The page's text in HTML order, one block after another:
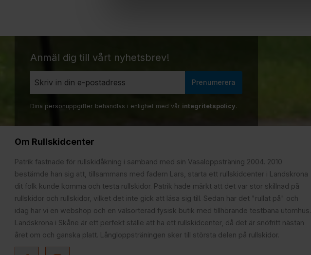
Anmäl dig till vårt nyhetsbrev!
Prenumerera
Dina personuppgifter behandlas i enlighet med vår integritetspolicy.
Om Rullskidcenter
Patrik fastnade för rullskidåkning i samband med sin Vasaloppsträning 2004. 2010
bestämde han sig att, tillsammans med fadern Lars, starta ett rullskidcenter i Landskrona
dit folk kunde komma och testa rullskidor. Patrik hade märkt att det var stor skillnad på
rullskidor och rullskidor, vilket det inte gick att läsa sig till. Sedan har det "rullat på" och
idag har vi en webshop och en välsorterad fysisk butik med tillhörande testbana utomhus.
Landskrona i Skåne är ett perfekt ställe att ha ett rullskidcenter, då det är snöfritt nästan
året om och ganska platt. Långloppsträningen sker till största delen på rullskidor.